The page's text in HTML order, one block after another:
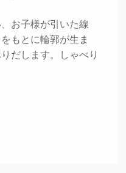
お子様が引いた線
もとに輪郭が生ま
だします。しゃべり